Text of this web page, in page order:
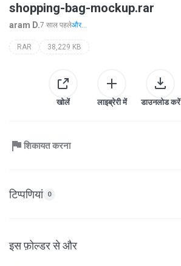
shopping-bag-mockup.rar
aram D.7 साल पहलेऔर...
RAR 38,229 KB
खोलें लाइब्रेरी में डाउनलोड करें
शिकायत करना
टिप्पणियां 0
इस फ़ोल्डर से और